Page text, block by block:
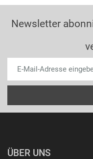
Newsletter
ÜBER UNS